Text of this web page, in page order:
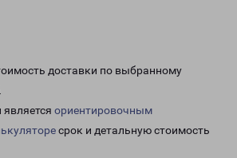
доставки по выбранному
.
ориентировочным
срок и детальную стоимость